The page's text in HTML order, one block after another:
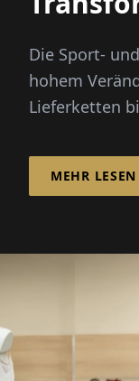
Die Sport-
hohem
Lieferketten
MEHR LESEN